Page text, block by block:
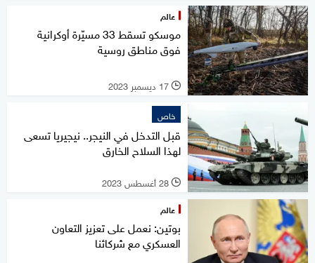
عالم
موسكو تسقط 33 مسيّرة أوكرانية
فوق مناطق روسية
l 17 ديسمبر 2023
خاص
قبل التدخل في النيجر.. نيجيريا تسعى
لهذا السلاح الخارق
l 28 أغسطس 2023
عالم
بوتين: نعمل على تعزيز التعاون
العسكري مع شركائنا